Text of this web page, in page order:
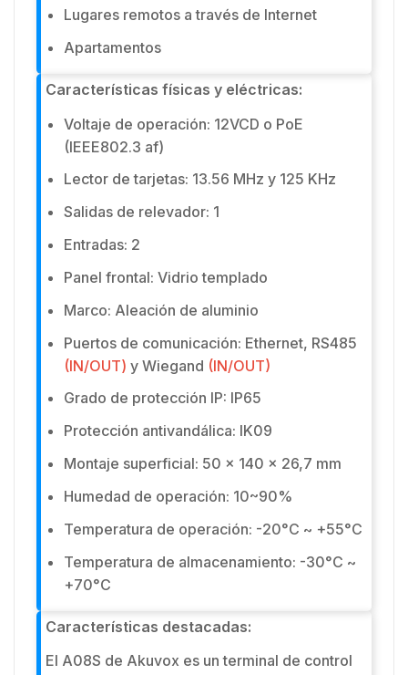
Lugares remotos a través de Internet
Apartamentos
Características físicas y eléctricas:
Voltaje de operación: 12VCD o PoE
(IEEE802.3 af)
Lector de tarjetas: 13.56 MHz y 125 KHz
Salidas de relevador: 1
Entradas: 2
Panel frontal: Vidrio templado
Marco: Aleación de aluminio
Puertos de comunicación: Ethernet, RS485
(IN/OUT) y Wiegand (IN/OUT)
Grado de protección IP: IP65
Protección antivandálica: IK09
Montaje superficial: 50 x 140 x 26,7 mm
Humedad de operación: 10~90%
Temperatura de operación: -20°C ~ +55°C
Temperatura de almacenamiento: -30°C ~
+70°C
Características destacadas:
El A08S de Akuvox es un terminal de control